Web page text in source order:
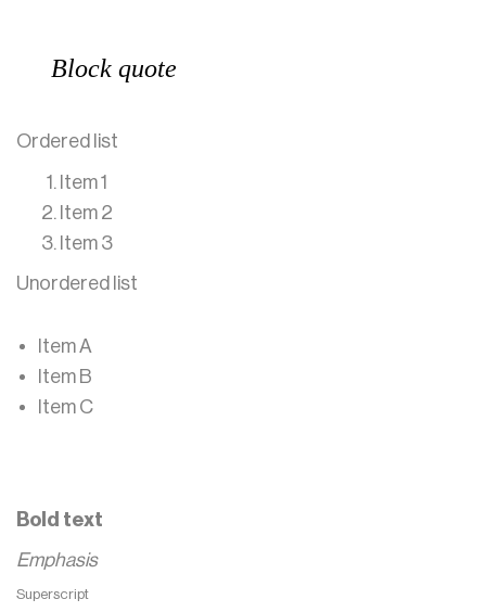
Block quote
Ordered list
Item 1
Item 2
Item 3
Unordered list
Item A
Item B
Item C
Bold text
Emphasis
Superscript